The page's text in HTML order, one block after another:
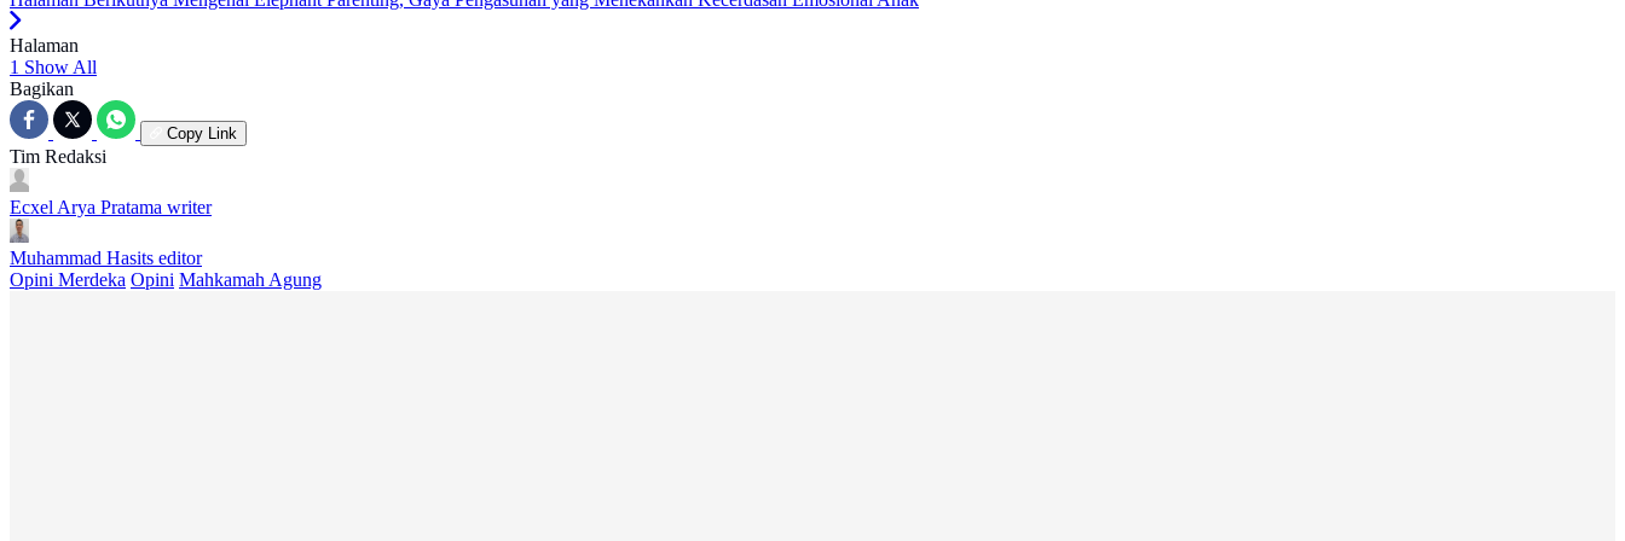
Halaman
1 Show All
Bagikan
Copy Link
Tim Redaksi
Ecxel Arya Pratama writer
Muhammad Hasits editor
Opini Merdeka Opini Mahkamah Agung